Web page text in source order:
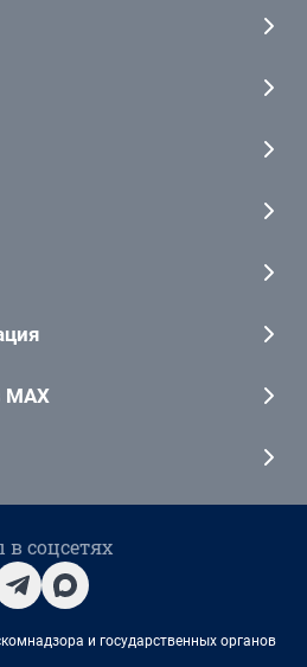
MAX
соцсетях
и государственных органов